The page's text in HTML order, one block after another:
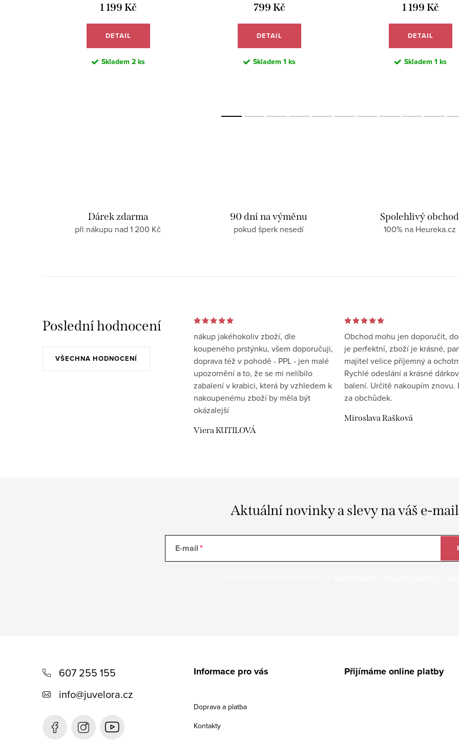
1 199 Kč
DETAIL
Skladem 2 ks
799 Kč
DETAIL
Skladem 1 ks
1 199 Kč
DETAIL
Skladem 1 ks
Dárek zdarma
při nákupu nad 1 200 Kč
90 dní na výměnu
pokud šperk nesedí
Spolehlivý obchod
100% na Heureka.cz
Poslední hodnocení
VŠECHNA HODNOCENÍ
nákup jakéhokoliv zboží, dle
koupeného prstýnku, všem doporučuji,
doprava též v pohodě - PPL - jen malé
upozornění a to, že se mi nelíbilo
zabalení v krabici, která by vzhledem k
nakoupenému zboží by měla být
okázalejší
Viera KUTILOVÁ
Obchod mohu jen doporučit,
je perfektní, zboží je krásné,
majitel velice příjemný a
Rychlé odeslání a krásné
balení. Určitě nakoupím znovu.
za obchůdek.
Miroslava Rašková
Aktuální novinky a slevy na váš e-mail
E-mail
607 255 155
info@juvelora.cz
Informace pro vás
Doprava a platba
Kontakty
Přijímáme online platby